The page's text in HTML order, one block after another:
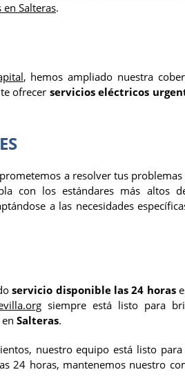
en Salteras.
, hemos ampliado nuestra
ofrecer servicios eléctricos
a resolver tus problemas
con los estándares más altos
a las necesidades
servicio disponible las 24 horas
siempre está listo para
Salteras.
nuestro equipo está listo
24 horas, mantenemos nuestro